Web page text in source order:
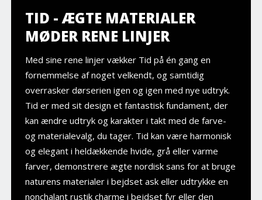
TID - ÆGTE MATERIALER
MØDER RENE LINJER
Med sine rene linjer vækker Tid på én gang en
fornemmelse af noget velkendt, og samtidig
overrasker dørserien igen og igen med nye udtryk.
Tid er med sit design et fantastisk fundament, der
kan ændre udtryk og karakter i takt med de farve-
og materialevalg, du tager. Tid kan være harmonisk
og elegant i heldækkende hvide, grå eller varme
farver, demonstrere ægte nordisk sans for at bruge
naturens materialer i bejdset ask eller udtrykke en
nonchalant rustik charme i bejdset fyr eller den